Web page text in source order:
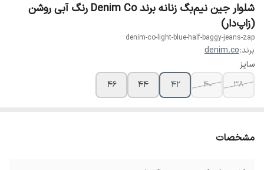
شلوار جین نیم‌بگ زنانه برند Denim Co رنگ آبی روشن
(زاپ‌دار)
denim-co-light-blue-half-baggy-jeans-zap
برند:denim.co
سایز
۳۸
۴۰ ۴۲ ۴۴ ۴۶
مشخصات